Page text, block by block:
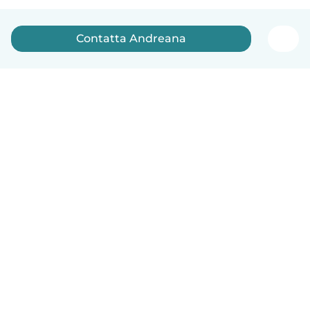
Contatta Andreana